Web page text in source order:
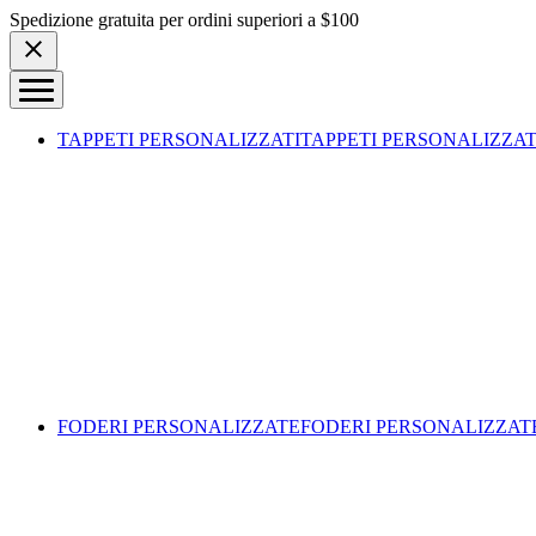
Skip to content
Spedizione gratuita per ordini superiori a $100
TAPPETI PERSONALIZZATITAPPETI
FODERI PERSONALIZZATEFODERI